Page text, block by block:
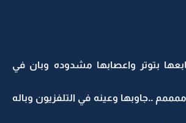
بتوتر واعصابها مشدوده وبان في
..جاوبها وعينه في التلفزيون وباله